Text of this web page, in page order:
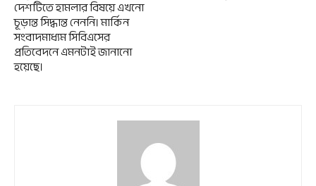
দেশটিতে হামলার বিষয়ে এখনো
চূড়ান্ত সিদ্ধান্ত নেননি। মার্কিন
সংবাদমাধ্যম সিবিএসের
প্রতিবেদনে এমনটাই জানানো
হয়েছে।